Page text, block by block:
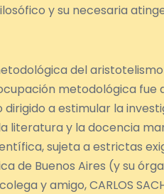
y su necesaria
del
metodológica fue
a estimular la
literatura y la docencia
sujeta a estrictas
de Buenos Aires (y su
y amigo, CARLOS